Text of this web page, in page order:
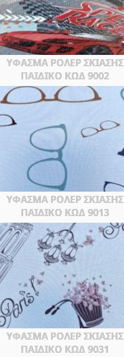
ΥΦΑΣΜΑ ΡΟΛΕΡ ΣΚΙΑΣΗΣ
ΠΑΙΔΙΚΟ ΚΩΔ 9002
ΥΦΑΣΜΑ ΡΟΛΕΡ ΣΚΙΑΣΗΣ
ΠΑΙΔΙΚΟ ΚΩΔ 9013
ΥΦΑΣΜΑ ΡΟΛΕΡ ΣΚΙΑΣΗΣ
ΠΑΙΔΙΚΟ ΚΩΔ 9031